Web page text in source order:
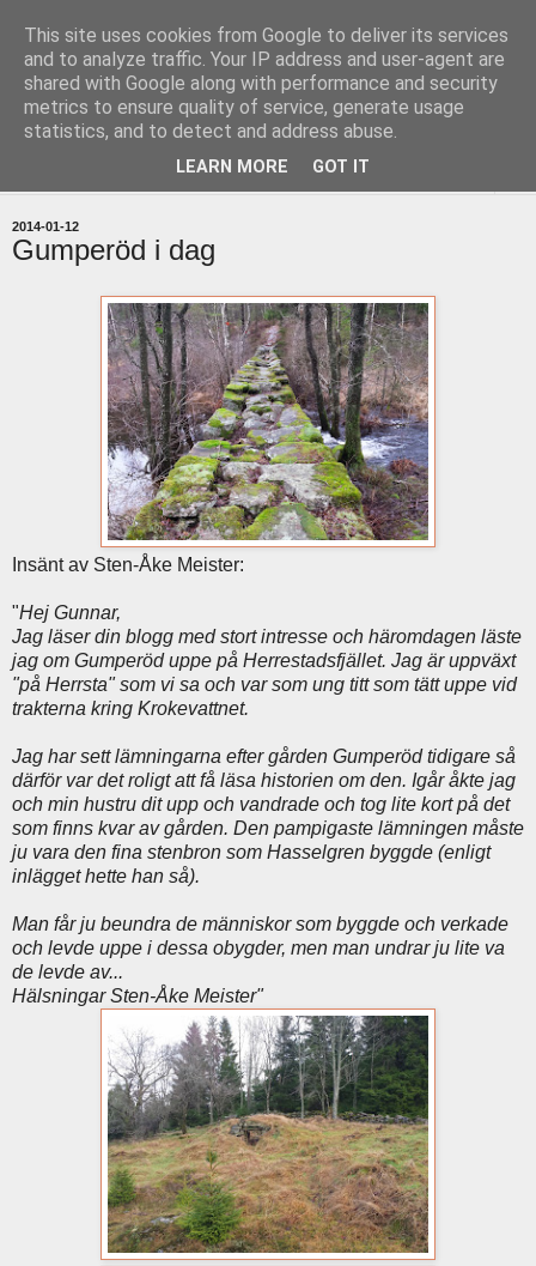
uddevallabloggen.se
med stort och smått från Uddevallas horisont
2014-01-12
Gumperöd i dag
Insänt av Sten-Åke Meister:
"Hej Gunnar,
Jag läser din blogg med stort intresse och häromdagen läste
jag om Gumperöd uppe på Herrestadsfjället. Jag är uppväxt
"på Herrsta" som vi sa och var som ung titt som tätt uppe vid
trakterna kring Krokevattnet.
Jag har sett lämningarna efter gården Gumperöd tidigare så
därför var det roligt att få läsa historien om den. Igår åkte jag
och min hustru dit upp och vandrade och tog lite kort på det
som finns kvar av gården. Den pampigaste lämningen måste
ju vara den fina stenbron som Hasselgren byggde (enligt
inlägget hette han så).
Man får ju beundra de människor som byggde och verkade
och levde uppe i dessa obygder, men man undrar ju lite va
de levde av...
Hälsningar Sten-Åke Meister"
This site uses cookies from Google to deliver its services
and to analyze traffic. Your IP address and user-agent are
shared with Google along with performance and security
metrics to ensure quality of service, generate usage
statistics, and to detect and address abuse.
LEARN MORE GOT IT